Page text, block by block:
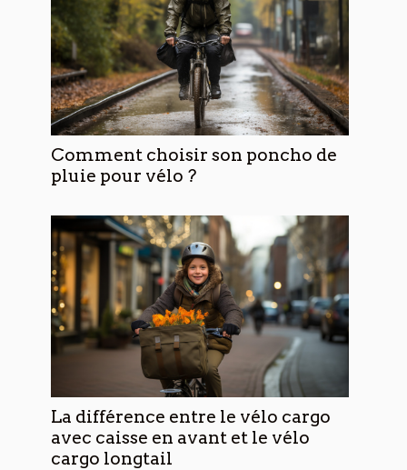
Comment choisir son poncho de
pluie pour vélo ?
La différence entre le vélo cargo
avec caisse en avant et le vélo
cargo longtail